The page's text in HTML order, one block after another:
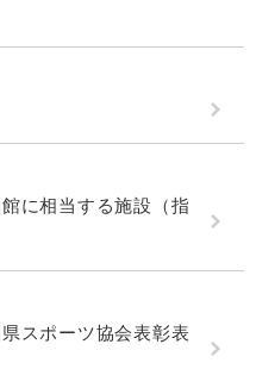
に相当する施設（指
スポーツ協会表彰表